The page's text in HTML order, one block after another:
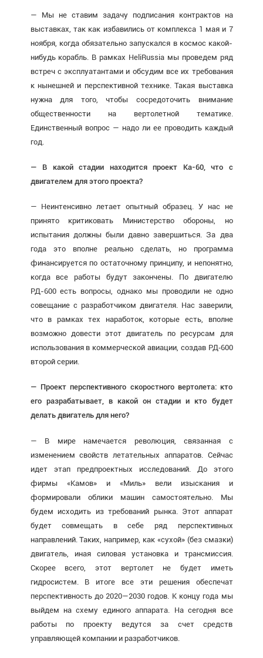
— Мы не ставим задачу подписания контрактов на
выставках, так как избавились от комплекса 1 мая и 7
ноября, когда обязательно запускался в космос какой-
нибудь корабль. В рамках HeliRussia мы проведем ряд
встреч с эксплуатантами и обсудим все их требования
к нынешней и перспективной технике. Такая выставка
нужна для того, чтобы сосредоточить внимание
общественности на вертолетной тематике.
Единственный вопрос — надо ли ее проводить каждый
год.
— В какой стадии находится проект Ка-60, что с
двигателем для этого проекта?
— Неинтенсивно летает опытный образец. У нас не
принято критиковать Министерство обороны, но
испытания должны были давно завершиться. За два
года это вполне реально сделать, но программа
финансируется по остаточному принципу, и непонятно,
когда все работы будут закончены. По двигателю
РД-600 есть вопросы, однако мы проводили не одно
совещание с разработчиком двигателя. Нас заверили,
что в рамках тех наработок, которые есть, вполне
возможно довести этот двигатель по ресурсам для
использования в коммерческой авиации, создав РД‑600
второй серии.
— Проект перспективного скоростного вертолета: кто
его разрабатывает, в какой он стадии и кто будет
делать двигатель для него?
— В мире намечается революция, связанная с
изменением свойств летательных аппаратов. Сейчас
идет этап предпроектных исследований. До этого
фирмы «Камов» и «Миль» вели изыскания и
формировали облики машин самостоятельно. Мы
будем исходить из требований рынка. Этот аппарат
будет совмещать в себе ряд перспективных
направлений. Таких, например, как «сухой» (без смазки)
двигатель, иная силовая установка и трансмиссия.
Скорее всего, этот вертолет не будет иметь
гидросистем. В итоге все эти решения обеспечат
перспективность до 2020—2030 годов. К концу года мы
выйдем на схему единого аппарата. На сегодня все
работы по проекту ведутся за счет средств
управляющей компании и разработчиков.